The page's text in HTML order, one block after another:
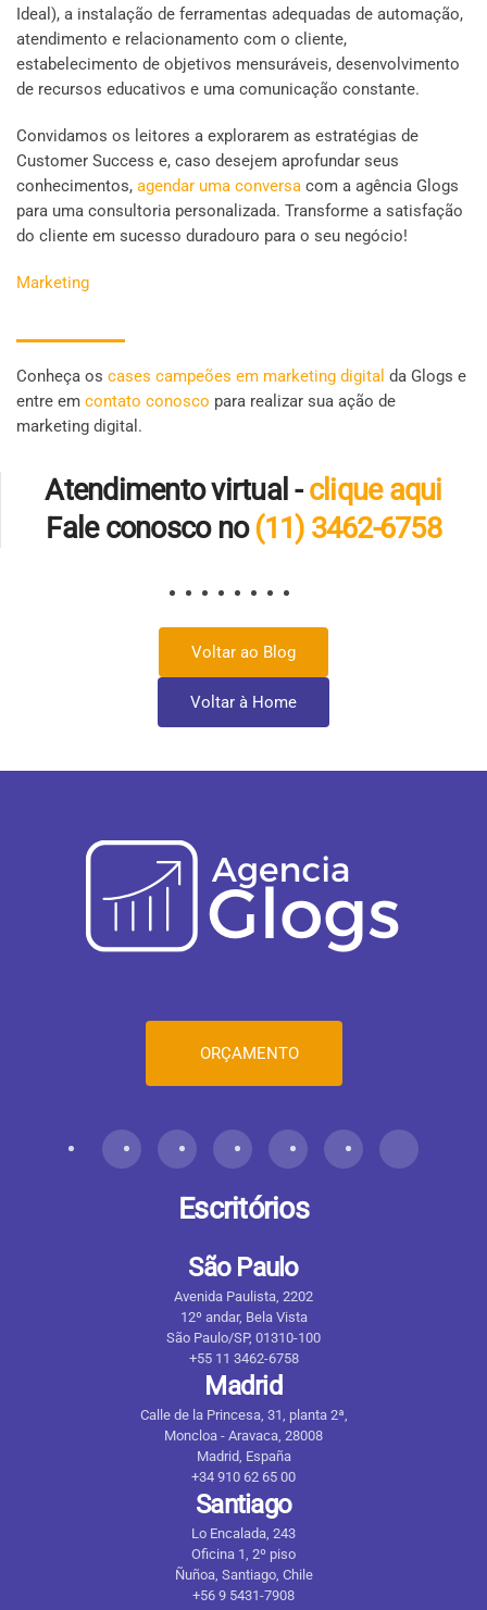
Ideal), a instalação de ferramentas adequadas de automação,
atendimento e relacionamento com o cliente,
estabelecimento de objetivos mensuráveis, desenvolvimento
de recursos educativos e uma comunicação constante.
Convidamos os leitores a explorarem as estratégias de
Customer Success e, caso desejem aprofundar seus
conhecimentos, agendar uma conversa com a agência Glogs
para uma consultoria personalizada. Transforme a satisfação
do cliente em sucesso duradouro para o seu negócio!
Marketing
Conheça os cases campeões em marketing digital da Glogs e
entre em contato conosco para realizar sua ação de
marketing digital.
Atendimento virtual -clique aqui
Fale conosco no(11) 3462-6758
Voltar ao Blog
Voltar à Home
ORÇAMENTO
Escritórios
São Paulo
Avenida Paulista, 2202
12º andar, Bela Vista
São Paulo/SP, 01310-100
+55 11 3462-6758
Madrid
Calle de la Princesa, 31, planta 2ª,
Moncloa - Aravaca, 28008
Madrid, España
+34 910 62 65 00
Santiago
Lo Encalada, 243
Oficina 1, 2º piso
Ñuñoa, Santiago, Chile
+56 9 5431-7908